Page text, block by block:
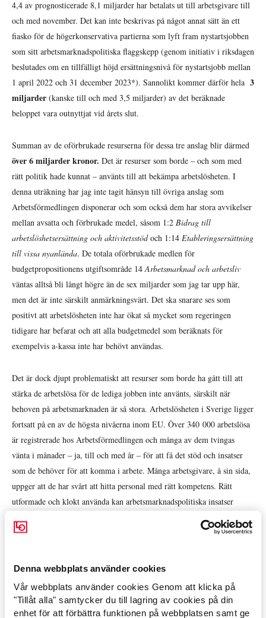
Denna webbplats använder cookies
Vår webbplats använder cookies Genom att klicka på
"Tillåt alla" samtycker du till lagring av cookies på din
enhet för att förbättra funktionen på webbplatsen samt ge
Arbetsmarknad »
4,4 av prognosticerade 8,1 miljarder har betalats ut till arbetsgivare till
och med november. Det kan inte beskrivas på något annat sätt än ett
fiasko för de högerkonservativa partierna som lyft fram nystartsjobben
som sitt arbetsmarknadspolitiska flaggskepp (genom initiativ i riksdagen
beslutades om en tillfälligt höjd ersättningsnivå för nystartsjobb mellan
1 april 2022 och 31 december 2023*). Sannolikt kommer därför hela 3
miljarder (kanske till och med 3,5 miljarder) av det beräknade
beloppet vara outnyttjat vid årets slut.
Summan av de oförbrukade resurserna för dessa tre anslag blir därmed
över 6 miljarder kronor. Det är resurser som borde – och som med
rätt politik hade kunnat – använts till att bekämpa arbetslösheten. I
denna uträkning har jag inte tagit hänsyn till övriga anslag som
Arbetsförmedlingen disponerar och som också dem har stora avvikelser
mellan avsatta och förbrukade medel, såsom 1:2 Bidrag till
arbetslöshetsersättning och aktivitetsstödoch 1:14 Etableringsersättning
till vissa nyanlända. De totala oförbrukade medlen för
budgetpropositionens utgiftsområde 14Arbetsmarknad och arbetsliv
väntas alltså bli långt högre än de sex miljarder som jag tar upp här,
men det är inte särskilt anmärkningsvärt. Det ska snarare ses som
positivt att arbetslösheten inte har ökat så mycket som regeringen
tidigare har befarat och att alla budgetmedel som beräknats för
exempelvis a-kassa inte har behövt användas.
Det är dock djupt problematiskt att resurser som borde ha gått till att
stärka de arbetslösa för de lediga jobben inte använts, särskilt när
behoven på arbetsmarknaden är så stora. Arbetslösheten i Sverige ligger
fortsatt på en av de högsta nivåerna inom EU. Över 340 000 arbetslösa
är registrerade hos Arbetsförmedlingen och många av dem tvingas
vänta i månader – ja, till och med år – för att få det stöd och insatser
som de behöver för att komma i arbete. Många arbetsgivare, å sin sida,
uppger att de har svårt att hitta personal med rätt kompetens. Rätt
utformade och klokt använda kan arbetsmarknadspolitiska insatser
förkorta arbetslöshetstider och vakanstider och bidra till förbättrad
matchning och kompetensförsörjning, likväl som ökad sysselsättning
Vissa debattörer, och inte minst regeringen själv, har dragit den snabba
slutsatsen att ytterligare budgetneddragningar kan göras inom
arbetsmarknadspolitiken eftersom avsatta resurser ändå inte används.